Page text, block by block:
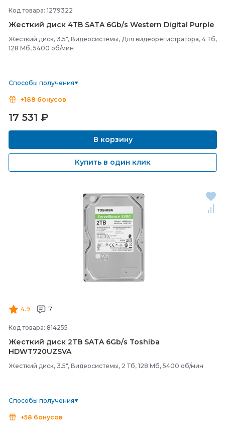
Код товара: 1279322
Жесткий диск 4TB SATA 6Gb/s Western Digital Purple
Жесткий диск, 3.5", Видеосистемы, Для видеорегистратора, 4 Тб,
128 Мб, 5400 об/мин
Способы получения
+188 бонусов
17 531 ₽
В корзину
Купить в один клик
4.9 7
Код товара: 814255
Жесткий диск 2TB SATA 6Gb/s Toshiba
HDWT720UZSVA
Жесткий диск, 3.5", Видеосистемы, 2 Тб, 128 Мб, 5400 об/мин
Способы получения
+58 бонусов